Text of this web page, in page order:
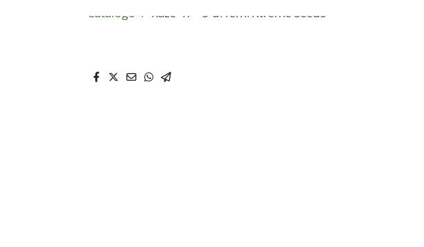
Catálogo Raze 47 - 5 u. fem. Xtreme Seeds